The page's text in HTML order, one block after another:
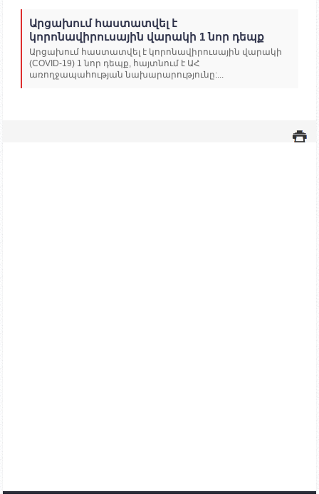
Արցախում հաստատվել է
կորոնավիրուսային վարակի 1 նոր դեպք
Արցախում հաստատվել է կորոնավիրուսային վարակի
(COVID-19) 1 նոր դեպք, հայտնում է ԱՀ
առողջապահության նախարարությունը:...